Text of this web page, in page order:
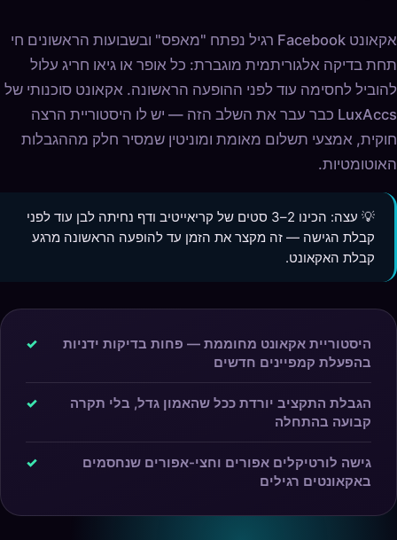
אקאונט Facebook רגיל נפתח "מאפס" ובשבועות הראשונים חי
תחת בדיקה אלגוריתמית מוגברת: כל אופר או גיאו חריג עלול
להוביל לחסימה עוד לפני ההופעה הראשונה. אקאונט סוכנותי של
LuxAccs כבר עבר את השלב הזה — יש לו היסטוריית הרצה
חוקית, אמצעי תשלום מאומת ומוניטין שמסיר חלק מההגבלות
האוטומטיות.
💡 עצה: הכינו 2–3 סטים של קריאייטיב ודף נחיתה לבן עוד לפני
קבלת הגישה — זה מקצר את הזמן עד להופעה הראשונה מרגע
קבלת האקאונט.
✓
היסטוריית אקאונט מחוממת — פחות בדיקות ידניות
בהפעלת קמפיינים חדשים
✓
הגבלת התקציב יורדת ככל שהאמון גדל, בלי תקרה
קבועה בהתחלה
✓
גישה לורטיקלים אפורים וחצי-אפורים שנחסמים
באקאונטים רגילים